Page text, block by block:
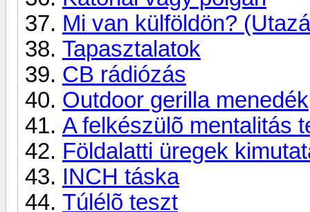
Mi van külföldön?
Tapasztalatok
CB rádiózás
Outdoor gerilla menedék
A felkészülõ mentalitás
Földalatti üregek
INCH táska
Túlélõ teszt